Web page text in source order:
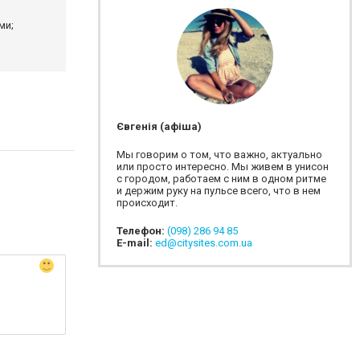
Євгенія (афіша)
Мы говорим о том, что важно, актуально
или просто интересно. Мы живем в унисон
с городом, работаем с ним в одном ритме
и держим руку на пульсе всего, что в нем
происходит.
Телефон: (098) 286 94 85
E-mail: ed@citysites.com.ua